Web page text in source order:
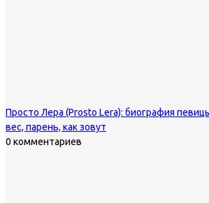
Просто Лера (Prosto Lera): биография
вес, парень, как зовут
0 комментариев